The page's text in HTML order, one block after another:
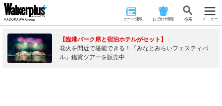
ニュース･連載 おでかけ情報 検 索 メニュー
【臨港パーク席と宿泊ホテルがセット】
花火を間近で堪能できる！「みなとみらいフェスティバ
ル」鑑賞ツアーを販売中